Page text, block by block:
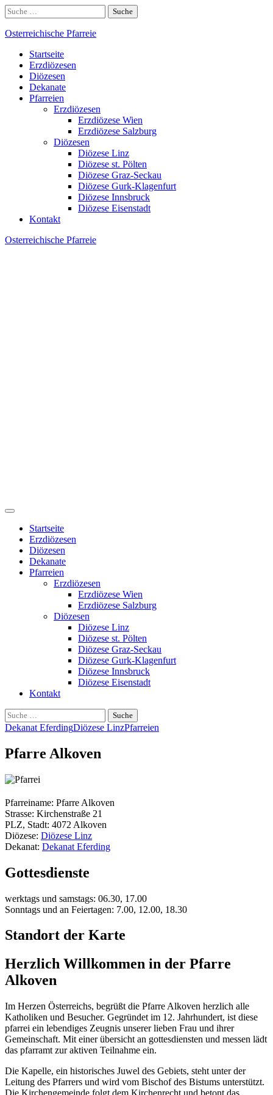
Skip
to
content
Suche
nach:
Osterreichische Pfarreie
Startseite
Erzdiözesen
Diözesen
Dekanate
Pfarreien
Erzdiözesen
Erzdiözese Wien
Erzdiözese Salzburg
Diözesen
Diözese Linz
Diözese st. Pölten
Diözese Graz-Seckau
Diözese Gurk-Klagenfurt
Diözese Innsbruck
Diözese Eisenstadt
Kontakt
Osterreichische Pfarreie
Startseite
Erzdiözesen
Diözesen
Dekanate
Pfarreien
Erzdiözesen
Erzdiözese Wien
Erzdiözese Salzburg
Diözesen
Diözese Linz
Diözese st. Pölten
Diözese Graz-Seckau
Diözese Gurk-Klagenfurt
Diözese Innsbruck
Diözese Eisenstadt
Kontakt
Suche
nach:
Dekanat EferdingDiözese LinzPfarreien
Pfarre Alkoven
Pfarreiname: Pfarre Alkoven
Strasse: Kirchenstraße 21
PLZ, Stadt: 4072 Alkoven
Diözese: Diözese Linz
Dekanat: Dekanat Eferding
Gottesdienste
werktags und samstags: 06.30, 17.00
Sonntags und an Feiertagen: 7.00, 12.00, 18.30
Standort der Karte
Herzlich Willkommen in der Pfarre
Alkoven
Im Herzen Österreichs, begrüßt die Pfarre Alkoven herzlich alle
Katholiken und Besucher. Gegründet im 12. Jahrhundert, ist diese
pfarrei ein lebendiges Zeugnis unserer lieben Frau und ihrer
Gemeinschaft. Mit einer übersicht an gottesdiensten und messen lädt
das pfarramt zur aktiven Teilnahme ein.
Die Kapelle, ein historisches Juwel des Gebiets, steht unter der
Leitung des Pfarrers und wird vom Bischof des Bistums unterstützt.